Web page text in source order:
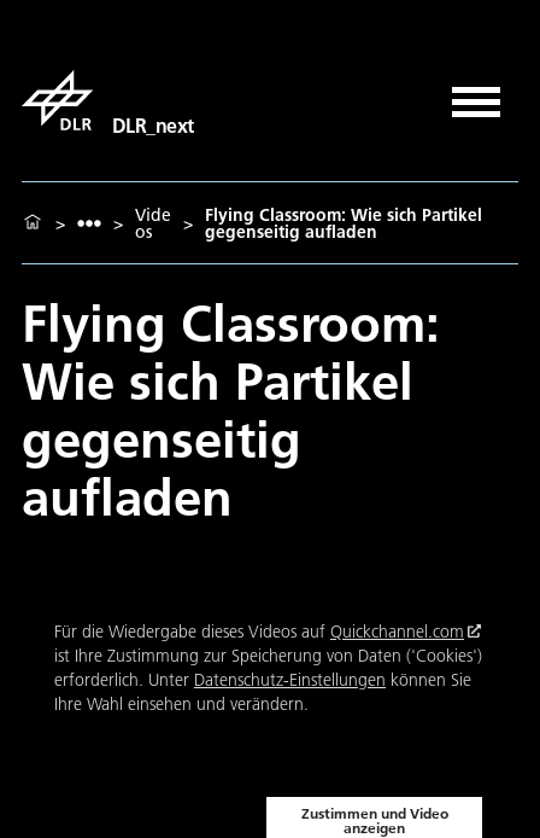
DLR_next
> > Vide
os > Flying Classroom: Wie sich Partikel
gegenseitig aufladen
Flying Classroom:
Wie sich Partikel
gegenseitig
aufladen
Für die Wiedergabe dieses Videos auf Quickchannel.com
ist Ihre Zustimmung zur Speicherung von Daten ('Cookies')
erforderlich. Unter Datenschutz-Einstellungen können Sie
Ihre Wahl einsehen und verändern.
Zustimmen und Video
anzeigen